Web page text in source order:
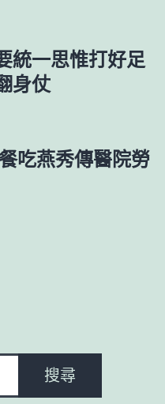
統一思惟打好足
身仗
吃燕秀傳醫院勞
搜尋